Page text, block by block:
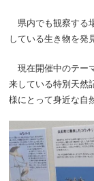
県内でも観察する
している生き物を発
現在開催中のテー
来している特別天然
様にとって身近な自